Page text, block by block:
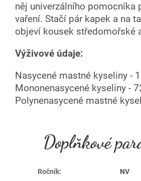
něj univerzálního pomocníka
vaření. Stačí pár kapek a na
objeví kousek středomořské
Výživové údaje:
Nasycené mastné kyseliny -
Mononenasycené kyseliny -
Polynenasycené mastné
Doplňkové
Ročník: NV